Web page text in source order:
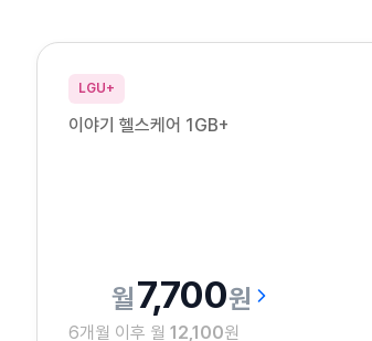
요금제 가격은 그대로, 연 12만원 상당 혜택을 평생 무
LGU+
이야기 헬스케어 1GB+
7,700원
6개월 이후 월 12,100원